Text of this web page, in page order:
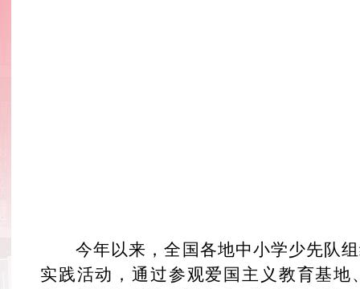
今年以来，全国各地中小学少先队组
实践活动，通过参观爱国主义教育基